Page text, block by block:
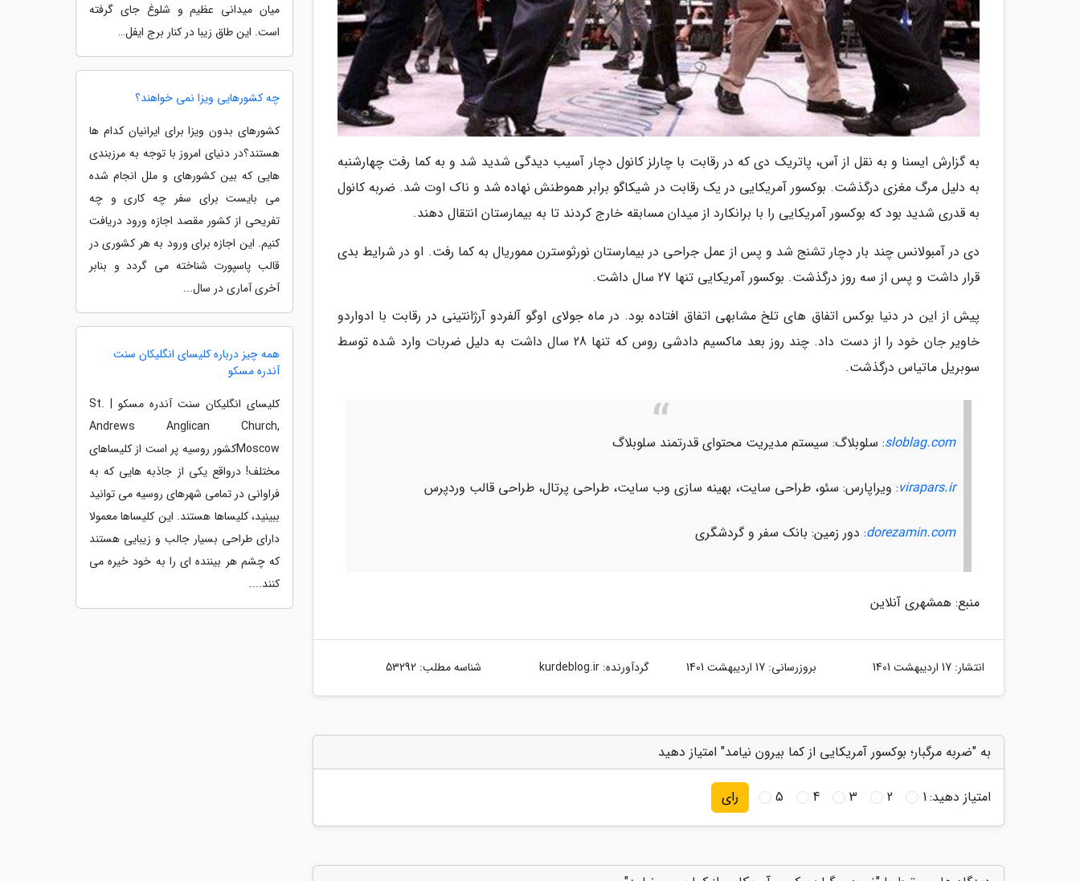
به گزارش ایسنا و به نقل از آس، پاتریک دی که در رقابت با چارلز کانول دچار آسیب دیدگی شدید شد و به کما رفت چهارشنبه
به دلیل مرگ مغزی درگذشت. بوکسور آمریکایی در یک رقابت در شیکاگو برابر هموطنش نهاده شد و ناک اوت شد. ضربه کانول
به قدری شدید بود که بوکسور آمریکایی را با برانکارد از میدان مسابقه خارج کردند تا به بیمارستان انتقال دهند.
دی در آمبولانس چند بار دچار تشنج شد و پس از عمل جراحی در بیمارستان نورثوسترن مموریال به کما رفت. او در شرایط بدی
قرار داشت و پس از سه روز درگذشت. بوکسور آمریکایی تنها 27 سال داشت.
پیش از این در دنیا بوکس اتفاق های تلخ مشابهی اتفاق افتاده بود. در ماه جولای اوگو آلفردو آرژانتینی در رقابت با ادواردو
خاویر جان خود را از دست داد. چند روز بعد ماکسیم دادشی روس که تنها 28 سال داشت به دلیل ضربات وارد شده توسط
سوبریل ماتیاس درگذشت.
sloblag.com: سلوبلاگ: سیستم مدیریت محتوای قدرتمند سلوبلاگ
virapars.ir: ویراپارس: سئو، طراحی سایت، بهینه سازی وب سایت، طراحی پرتال، طراحی قالب وردپرس
dorezamin.com: دور زمین: بانک سفر و گردشگری
منبع: همشهری آنلاین
انتشار: 17 اردیبهشت 1401 بروزرسانی: 17 اردیبهشت 1401 گردآورنده:kurdeblog.ir شناسه مطلب: 53292
به "ضربه مرگبار؛ بوکسور آمریکایی از کما بیرون نیامد" امتیاز دهید
امتیاز دهید:1
2
3
4
5 رای
میان میدانی عظیم و شلوغ جای گرفته
است. این طاق زیبا در کنار برج ایفل…
چه کشورهایی ویزا نمی خواهند؟
کشورهای بدون ویزا برای ایرانیان کدام ها
هستند؟در دنیای امروز با توجه به مرزبندی
هایی که بین کشورهای و ملل انجام شده
می بایست برای سفر چه کاری و چه
تفریحی از کشور مقصد اجازه ورود دریافت
کنیم. این اجازه برای ورود به هر کشوری در
قالب پاسپورت شناخته می گردد و بنابر
آخری آماری در سال...
همه چیز درباره کلیسای انگلیکان سنت
آندره مسکو
کلیسای انگلیکان سنت آندره مسکو | St.
Andrews Anglican Church,
Moscowکشور روسیه پر است از کلیساهای
مختلف! درواقع یکی از جاذبه هایی که به
فراوانی در تمامی شهرهای روسیه می توانید
ببینید، کلیساها هستند. این کلیساها معمولا
دارای طراحی بسیار جالب و زیبایی هستند
که چشم هر بیننده ای را به خود خیره می
کنند....